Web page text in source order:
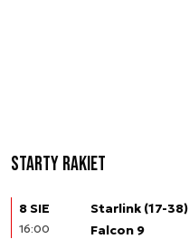
Starty rakiet
8 SIE
16:00
Starlink (17-38)
Falcon 9